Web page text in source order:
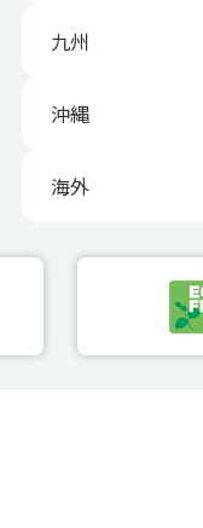
九州
沖縄
海外